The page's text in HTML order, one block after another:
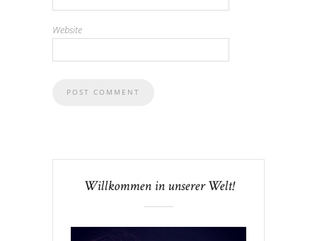
Website
Willkommen in unserer Welt!